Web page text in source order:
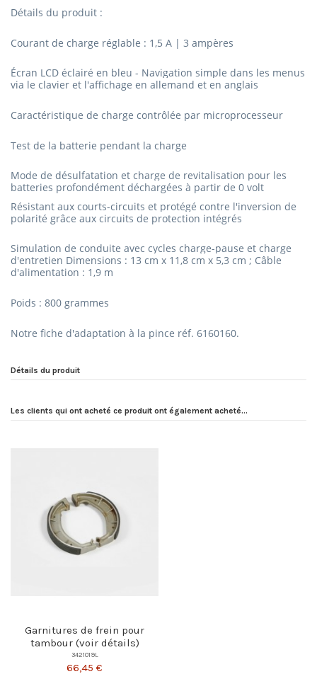
Détails du produit :
Courant de charge réglable : 1,5 A | 3 ampères
Écran LCD éclairé en bleu - Navigation simple dans les menus
via le clavier et l'affichage en allemand et en anglais
Caractéristique de charge contrôlée par microprocesseur
Test de la batterie pendant la charge
Mode de désulfatation et charge de revitalisation pour les
batteries profondément déchargées à partir de 0 volt
Résistant aux courts-circuits et protégé contre l'inversion de
polarité grâce aux circuits de protection intégrés
Simulation de conduite avec cycles charge-pause et charge
d'entretien Dimensions : 13 cm x 11,8 cm x 5,3 cm ; Câble
d'alimentation : 1,9 m
Poids : 800 grammes
Notre fiche d'adaptation à la pince réf. 6160160.
Détails du produit
Les clients qui ont acheté ce produit ont également acheté...
Garnitures de frein pour
tambour (voir détails)
3421019L
66,45 €